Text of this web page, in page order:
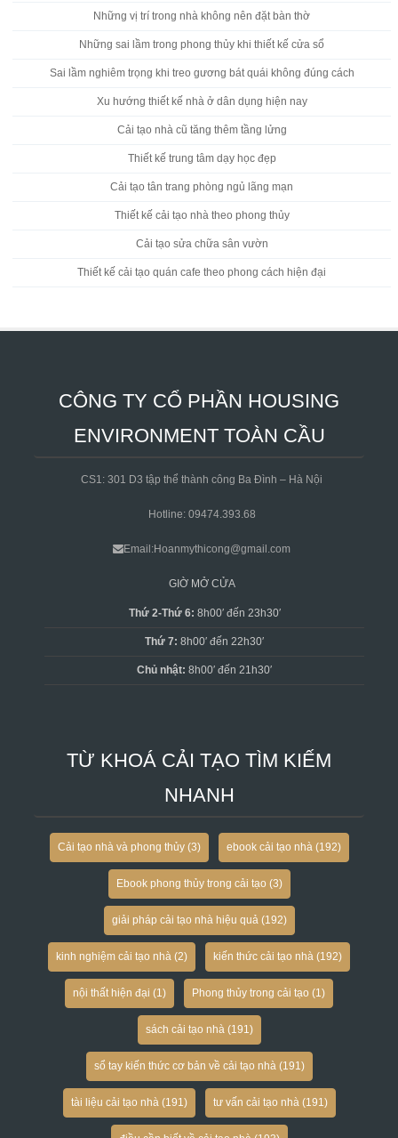
Những vị trí trong nhà không nên đặt bàn thờ
Những sai lầm trong phong thủy khi thiết kế cửa sổ
Sai lầm nghiêm trọng khi treo gương bát quái không đúng cách
Xu hướng thiết kế nhà ở dân dụng hiện nay
Cải tạo nhà cũ tăng thêm tầng lửng
Thiết kế trung tâm dạy học đẹp
Cải tạo tân trang phòng ngủ lãng mạn
Thiết kế cải tạo nhà theo phong thủy
Cải tạo sửa chữa sân vườn
Thiết kế cải tạo quán cafe theo phong cách hiện đại
CÔNG TY CỔ PHẦN HOUSING
ENVIRONMENT TOÀN CẦU
CS1: 301 D3 tập thể thành công Ba Đình – Hà Nội
Hotline: 09474.393.68
Email:Hoanmythicong@gmail.com
GIỜ MỞ CỬA
Thứ 2-Thứ 6: 8h00′ đến 23h30′
Thứ 7: 8h00′ đến 22h30′
Chủ nhật: 8h00′ đến 21h30′
TỪ KHOÁ CẢI TẠO TÌM KIẾM
NHANH
Cải tạo nhà và phong thủy(3) ebook cải tạo nhà(192)
Ebook phong thủy trong cải tạo (3)
giải pháp cải tạo nhà hiệu quả(192)
kinh nghiệm cải tạo nhà (2) kiến thức cải tạo nhà (192)
nội thất hiện đại (1) Phong thủy trong cải tạo (1)
sách cải tạo nhà(191)
sổ tay kiến thức cơ bản về cải tạo nhà(191)
tài liệu cải tạo nhà(191) tư vấn cải tạo nhà(191)